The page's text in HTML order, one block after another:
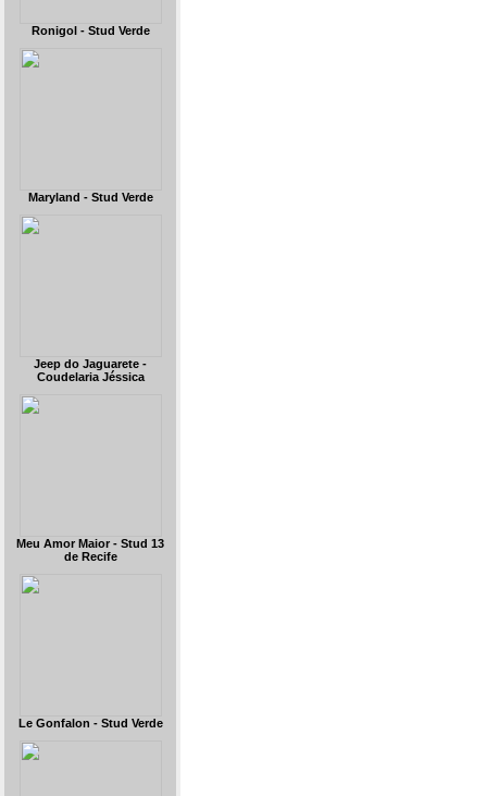
Ronigol - Stud Verde
Maryland - Stud Verde
Jeep do Jaguarete -
Coudelaria Jéssica
Meu Amor Maior - Stud 13
de Recife
Le Gonfalon - Stud Verde